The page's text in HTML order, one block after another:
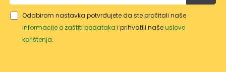
Odabirom nastavka potvrđujete da ste pročitali naše
informacije o zaštiti podataka i prihvatili našeuslove
korištenja.